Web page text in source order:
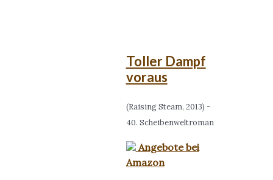
Toller Dampf
voraus
(Raising Steam, 2013) -
40. Scheibenweltroman
Angebote bei
Amazon